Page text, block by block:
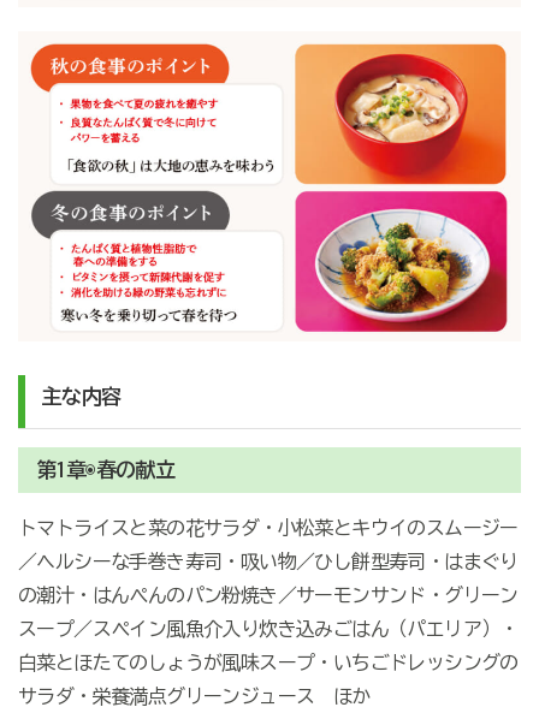
主な内容
第1章◉春の献立
トマトライスと菜の花サラダ・小松菜とキウイのスムージー
／ヘルシーな手巻き寿司・吸い物／ひし餅型寿司・はまぐり
の潮汁・はんぺんのパン粉焼き／サーモンサンド・グリーン
スープ／スペイン風魚介入り炊き込みごはん（パエリア）・
白菜とほたてのしょうが風味スープ・いちごドレッシングの
サラダ・栄養満点グリーンジュース ほか